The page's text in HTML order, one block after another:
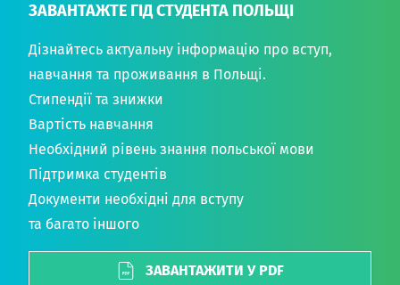
ЗАВАНТАЖТЕ ГІД СТУДЕНТА ПОЛЬЩІ
Дізнайтесь актуальну інформацію про вступ,
навчання та проживання в Польщі.
Стипендії та знижки
Вартість навчання
Необхідний рівень знання польської мови
Підтримка студентів
Документи необхідні для вступу
та багато іншого
ЗАВАНТАЖИТИ У PDF